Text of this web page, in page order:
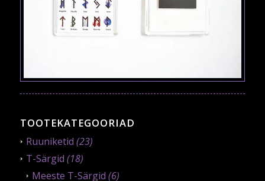
TOOTEKATEGOORIAD
Ruuniketid (23)
T-Särgid (18)
Meeste T-Särgid (6)